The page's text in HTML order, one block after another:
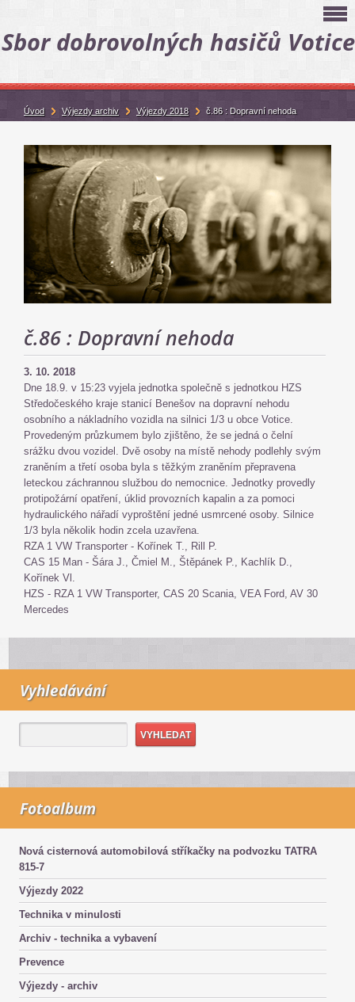
Sbor dobrovolných hasičů Votice
č.86 : Dopravní nehoda
3. 10. 2018
Dne 18.9. v 15:23 vyjela jednotka společně s jednotkou HZS
Středočeského kraje stanicí Benešov na dopravní nehodu
osobního a nákladního vozidla na silnici 1/3 u obce Votice.
Provedeným průzkumem bylo zjištěno, že se jedná o čelní
srážku dvou vozidel. Dvě osoby na místě nehody podlehly svým
zraněním a třetí osoba byla s těžkým zraněním přepravena
leteckou záchrannou službou do nemocnice. Jednotky provedly
protipožární opatření, úklid provozních kapalin a za pomoci
hydraulického nářadí vyproštění jedné usmrcené osoby. Silnice
1/3 byla několik hodin zcela uzavřena.
RZA 1 VW Transporter - Kořínek T., Rill P.
CAS 15 Man - Šára J., Čmiel M., Štěpánek P., Kachlík D.,
Kořínek Vl.
HZS - RZA 1 VW Transporter, CAS 20 Scania, VEA Ford, AV 30
Mercedes
Vyhledávání
Fotoalbum
Nová cisternová automobilová stříkačky na podvozku TATRA
815-7
Výjezdy 2022
Technika v minulosti
Archiv - technika a vybavení
Prevence
Výjezdy - archiv
Úvod Výjezdy archiv Výjezdy 2018 č.86 : Dopravní nehoda